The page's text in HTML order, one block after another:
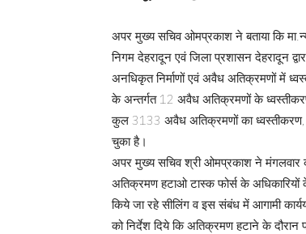
अपर मुख्य सचिव ओमप्रकाश ने बताया कि
निगम देहरादून एवं जिला प्रशासन देहरादून
अनधिकृत निर्माणों एवं अवैध अतिक्रमणों में
के अन्तर्गत 12 अवैध अतिक्रमणों के
कुल 3133 अवैध अतिक्रमणों का ध्वस्तीकरण,
चुका है।
अपर मुख्य सचिव श्री ओमप्रकाश ने मंगलवार
अतिक्रमण हटाओ टास्क फोर्स के
किये जा रहे सीलिंग व इस संबंध में आगामी
को निर्देश दिये कि अतिक्रमण हटाने के दौरान